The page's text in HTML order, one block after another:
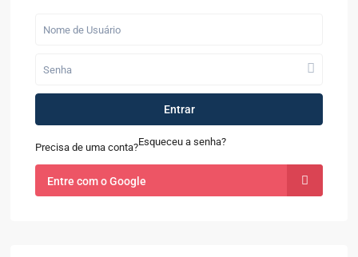
Entrar
Precisa de uma conta?Esqueceu a senha?
Entre com o Google